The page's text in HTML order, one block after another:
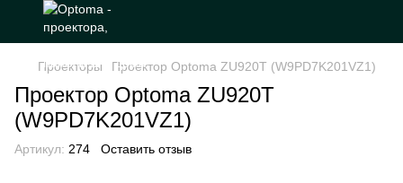
Проекторы Проектор Optoma ZU920T (W9PD7K201VZ1)
Проектор Optoma ZU920T
(W9PD7K201VZ1)
Артикул: 274 Оставить отзыв